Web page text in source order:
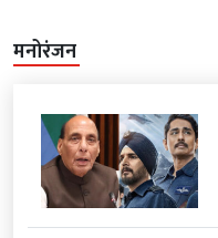
मनोरंजन